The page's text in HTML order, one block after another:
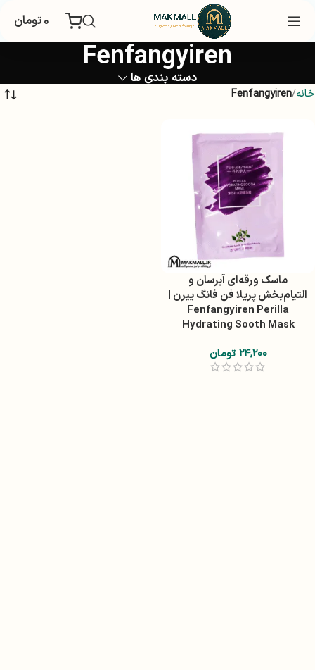
۰تومان
Fenfangyiren
دسته بندی ها
خانه Fenfangyiren
ماسک ورقه‌ای آبرسان و
التیام‌بخش پریلا فن فانگ ییرن |
Fenfangyiren Perilla
Hydrating Sooth Mask
۲۴,۲۰۰ تومان